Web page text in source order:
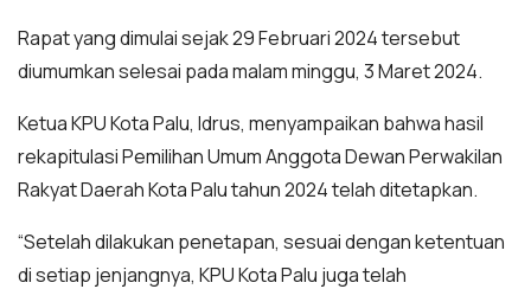
Rapat yang dimulai sejak 29 Februari 2024 tersebut
diumumkan selesai pada malam minggu, 3 Maret 2024.
Ketua KPU Kota Palu, Idrus, menyampaikan bahwa hasil
rekapitulasi Pemilihan Umum Anggota Dewan Perwakilan
Rakyat Daerah Kota Palu tahun 2024 telah ditetapkan.
“Setelah dilakukan penetapan, sesuai dengan ketentuan
di setiap jenjangnya, KPU Kota Palu juga telah